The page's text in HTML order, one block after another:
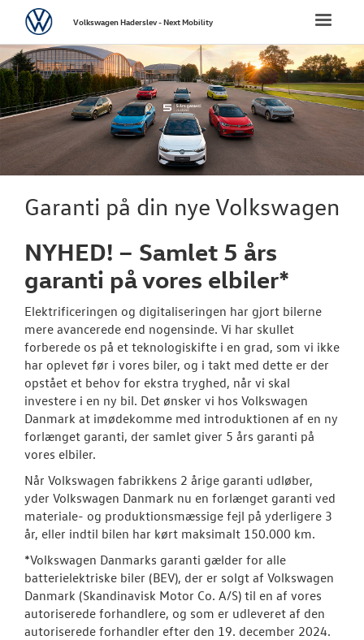
FORSIDE
NYE
ID.3 Neo
ID.5
ID. Polo
T-Roc
Den nye
Bestil
Privatleasing
Modeller
Aktuelle
Elektrisk
Toggle
VolkswagenVolkswagen Haderslev - Next Mobility
Garanti på din nye Volkswagen
NYHED! – Samlet 5 års
garanti på vores elbiler*
Elektrificeringen og digitaliseringen har gjort bilerne
mere avancerede end nogensinde. Vi har skullet
forberede os på et teknologiskifte i en grad, som vi ikke
har oplevet før i vores biler, og i takt med dette er der
opstået et behov for ekstra tryghed, når vi skal
investere i en ny bil. Det ønsker vi hos Volkswagen
Danmark at imødekomme med introduktionen af en ny
forlænget garanti, der samlet giver 5 års garanti på
vores elbiler.
Når Volkswagen fabrikkens 2 årige garanti udløber,
yder Volkswagen Danmark nu en forlænget garanti ved
materiale- og produktionsmæssige fejl på yderligere 3
år, eller indtil bilen har kørt maksimalt 150.000 km.
*Volkswagen Danmarks garanti gælder for alle
batterielektriske biler (BEV), der er solgt af Volkswagen
Danmark (Skandinavisk Motor Co. A/S) til en af vores
autoriserede forhandlere, og som er udleveret af den
autoriserede forhandler efter den 19. december 2024.